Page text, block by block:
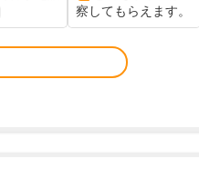
察してもらえます。